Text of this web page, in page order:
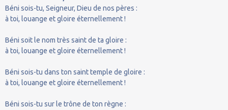
Béni sois-tu, Seigneur, Dieu de nos pères :
à toi, louange et gloire éternellement !
Béni soit le nom très saint de ta gloire :
à toi, louange et gloire éternellement !
Béni sois-tu dans ton saint temple de gloire :
à toi, louange et gloire éternellement !
Béni sois-tu sur le trône de ton règne :